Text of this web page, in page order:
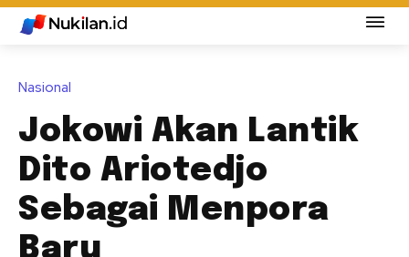
Nasional
Jokowi Akan Lantik
Dito Ariotedjo
Sebagai Menpora
Baru